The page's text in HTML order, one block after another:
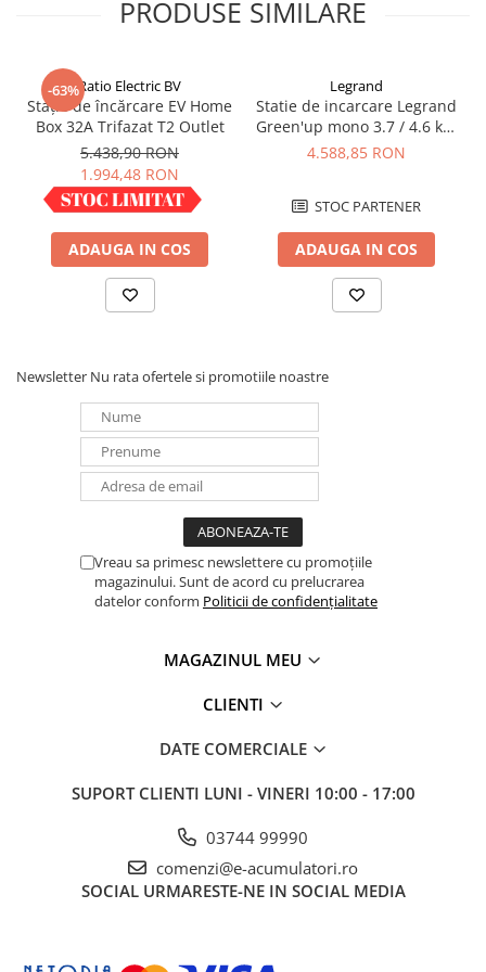
Redresoare, incarcatoare si testere
stationare
Surse UPS
UPS pentru centrale termice si
sisteme de urgenta - acumulator
UPS Calculatoare si Servere
Stabilizatoare Tensiune
PDUs unitati de distributie a
energiei electrice
Acumulatori UPS
Drumetii / Camping
Accesorii
Frigidere portabile
Statii energie portabile
Intrerupatoare si prize
Laptop & PC accesorii, baterii,
cabluri USB, prelungitoare USB
Cablu de date si Adaptoare
PRODUSE SIMILARE
-63%Ratio Electric BV
Stație de încărcare EV Home
Box 32A Trifazat T2 Outlet
5.438,90 RON
1.994,48 RON
IN STOC
ADAUGA IN COS
Legrand
Statie de incarcare Legrand
Green'up mono 3.7 / 4.6 kW
16/20 A - Modul 3 - 059020
4.588,85 RON
STOC PARTENER
ADAUGA IN COS
Newsletter Nu rata ofertele si promotiile noastre
Vreau sa primesc newslettere cu promoțiile
magazinului. Sunt de acord cu prelucrarea
datelor conform Politicii de confidențialitate
MAGAZINUL MEU
CLIENTI
DATE COMERCIALE
SUPORT CLIENTI LUNI - VINERI 10:00 - 17:00
03744 99990
comenzi@e-acumulatori.ro
SOCIAL URMARESTE-NE IN SOCIAL MEDIA